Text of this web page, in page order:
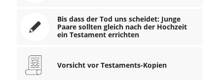
Bis dass der Tod uns scheidet: Junge
Paare sollten gleich nach der Hochzeit
ein Testament errichten
Vorsicht vor Testaments-Kopien